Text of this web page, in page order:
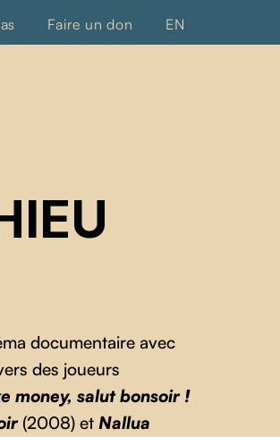
Faire un don EN
documentaire avec
des joueurs
money, salut bonsoir !
(2008) et Nallua